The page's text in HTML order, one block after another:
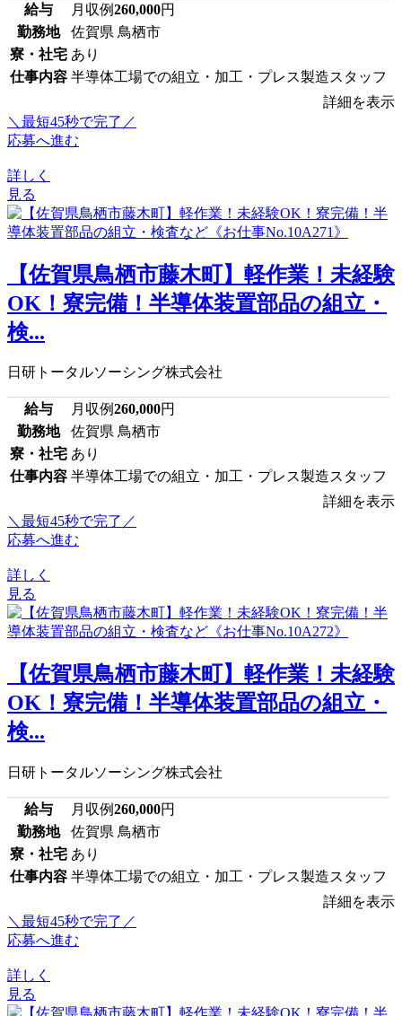
給与 月収例260,000円
勤務地
佐賀県 鳥栖市
寮・社宅 あり
仕事内容 半導体工場での組立・加工・プレス製造スタッフ
詳細を表示
＼最短45秒で完了／
応募へ進む
詳しく
見る
【佐賀県鳥栖市藤木町】軽作業！未経験
OK！寮完備！半導体装置部品の組立・
検...
日研トータルソーシング株式会社
給与 月収例260,000円
勤務地
佐賀県 鳥栖市
寮・社宅 あり
仕事内容 半導体工場での組立・加工・プレス製造スタッフ
詳細を表示
＼最短45秒で完了／
応募へ進む
詳しく
見る
【佐賀県鳥栖市藤木町】軽作業！未経験
OK！寮完備！半導体装置部品の組立・
検...
日研トータルソーシング株式会社
給与 月収例260,000円
勤務地
佐賀県 鳥栖市
寮・社宅 あり
仕事内容 半導体工場での組立・加工・プレス製造スタッフ
詳細を表示
＼最短45秒で完了／
応募へ進む
詳しく
見る